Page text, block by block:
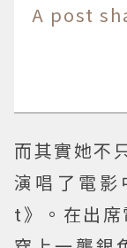
A post
而其實她不
演唱了電
t》。在出